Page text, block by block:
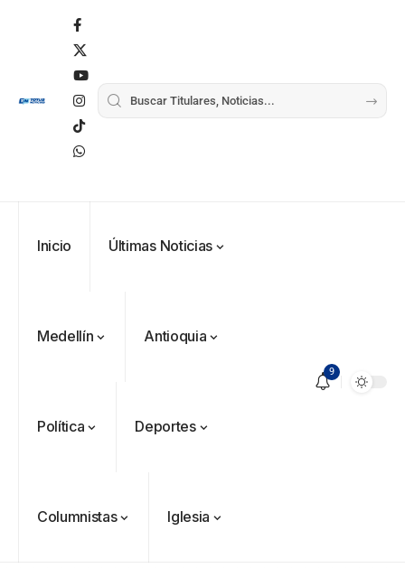
Inicio Últimas Noticias
Medellín Antioquia
Política Deportes
Columnistas Iglesia
9